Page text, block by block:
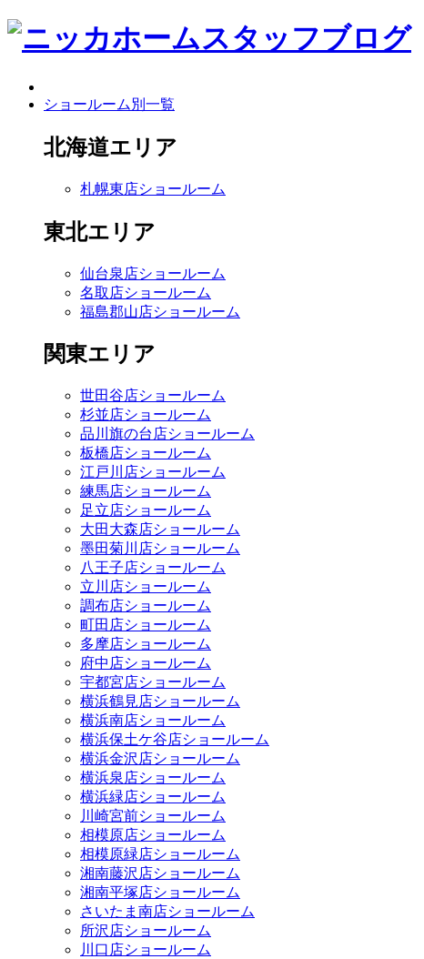
ショールーム別一覧
北海道エリア
札幌東店ショールーム
東北エリア
仙台泉店ショールーム
名取店ショールーム
福島郡山店ショールーム
関東エリア
世田谷店ショールーム
杉並店ショールーム
品川旗の台店ショールーム
板橋店ショールーム
江戸川店ショールーム
練馬店ショールーム
足立店ショールーム
大田大森店ショールーム
墨田菊川店ショールーム
八王子店ショールーム
立川店ショールーム
調布店ショールーム
町田店ショールーム
多摩店ショールーム
府中店ショールーム
宇都宮店ショールーム
横浜鶴見店ショールーム
横浜南店ショールーム
横浜保土ケ谷店ショールーム
横浜金沢店ショールーム
横浜泉店ショールーム
横浜緑店ショールーム
川崎宮前ショールーム
相模原店ショールーム
相模原緑店ショールーム
湘南藤沢店ショールーム
湘南平塚店ショールーム
さいたま南店ショールーム
所沢店ショールーム
川口店ショールーム